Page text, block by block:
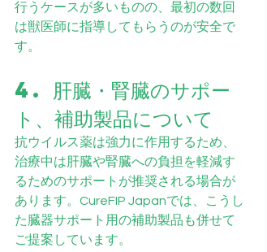
行うケースが多いものの、最初の数回
は獣医師に指導してもらうのが安全で
す。
4. 肝臓・腎臓のサポー
ト、補助製品について
抗ウイルス薬は強力に作用するため、
治療中は肝臓や腎臓への負担を軽減す
るためのサポートが推奨される場合が
あります。CureFIP Japanでは、こうし
た臓器サポート用の補助製品も併せて
ご提案しています。